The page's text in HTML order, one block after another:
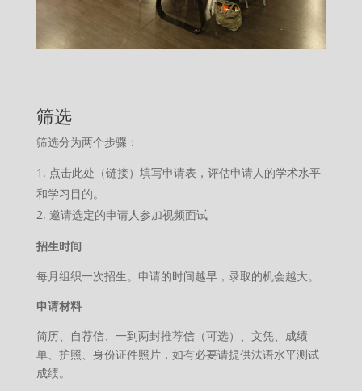
筛选
筛选分为两个步骤：
点击此处（链接）填写申请表，评估申请人的学术水平
和学习目的。
邀请选定的申请人参加视频面试
招生时间
每月组织一次招生。申请的时间越早，录取的机会越大。
申请材料
简历、自荐信、一到两封推荐信（可选）、文凭、成绩
单、护照、身份证件照片，如有必要请提供法语水平测试
成绩。